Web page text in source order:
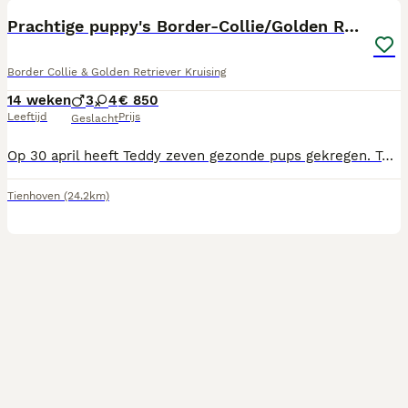
Prachtige puppy's Border-Collie/Golden Retriever
Border Collie & Golden Retriever Kruising
14 weken
Leeftijd
3 4
Geslacht
€ 850
Prijs
Op 30 april heeft Teddy zeven gezonde pups gekregen. Teddy is een bijna raszuivere Border Collie. Vijf generaties eerder hebben we ooit een boerenfox pup gekocht. Toen is er steeds een Border Collie ingekruist. En nu vijf generaties later hebben we heel veel plezier van onze lieve Teddy, die alle kenmerken van een Border Collie laat zien. Ze is gedekt door een raszuivere Golden Retriever, een show-lijn. Bij de pups is de drang om te drijven en dan uit. De pups doen het goed. Ze groeien als kool. Ze zijn al twee keer ontwormd en op de zesde week gebeurt dat nog een keer. Daarnaast krijgen ze dan hun eerste enting en chip. Ze worden goed gesocialiseerd, vooral door de kinderen en kleinkinderen. Deze pups zijn leergierig en intelligent. Je kunt ze veel leren en worden heel aanhankelijk. Er is één teefje niet beschikbaar. Die mag bij ons blijven wonen. Daar hebben we veel zin in. De andere pups mogen weg als ze acht weken oud zijn. We willen wel overtuigd zijn dat ze op een goed adres terechtkomen. Interesse? Neem gerust contact op. Niet op zondag, dat is onze rustdag.
Tienhoven (24.2km)